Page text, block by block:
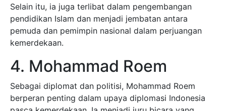
Selain itu, ia juga terlibat dalam pengembangan
pendidikan Islam dan menjadi jembatan antara
pemuda dan pemimpin nasional dalam perjuangan
kemerdekaan.
4. Mohammad Roem
Sebagai diplomat dan politisi, Mohammad Roem
berperan penting dalam upaya diplomasi Indonesia